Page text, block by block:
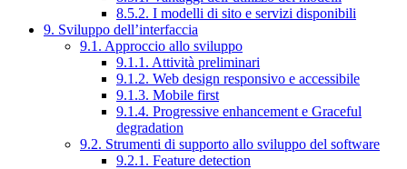
8.5.2. I modelli di sito e servizi disponibili
9. Sviluppo dell’interfaccia
9.1. Approccio allo sviluppo
9.1.1. Attività preliminari
9.1.2. Web design responsivo e accessibile
9.1.3. Mobile first
9.1.4. Progressive enhancement e Graceful
degradation
9.2. Strumenti di supporto allo sviluppo del software
9.2.1. Feature detection